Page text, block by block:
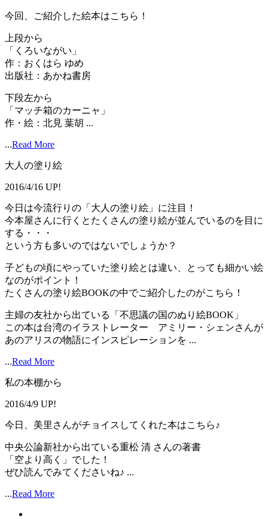
今回、ご紹介した絵本はこちら！
上段から
「くろいながい」
作：おくはら ゆめ
出版社：あかね書房
下段左から
「マッチ箱のカーニャ」
作・絵：北見 葉胡 ...
...Read More
大人の塗り絵
2016/4/16 UP!
今日は今流行りの「大人の塗り絵」に注目！
今本屋さんに行くとたくさんの塗り絵が並んでいるのを目に
する・・・
という方も多いのではないでしょうか？
子どもの頃にやっていた塗り絵とは違い、とっても細かい絵
なのがポイント！
たくさんの塗り絵BOOKの中でご紹介したのがこちら！
主婦の友社から出ている「不思議の国のぬり絵BOOK」
この本は台湾のイラストレーター アミリー・シェンさんが
あのアリスの物語にインスピレーションを ...
...Read More
私の本棚から
2016/4/9 UP!
今日、美里さんがチョイスしてくれた本はこちら♪
中央公論新社から出ている重松 清 さんの著書
「空より高く」でした！
ぜひ読んでみてくださいね♪ ...
...Read More